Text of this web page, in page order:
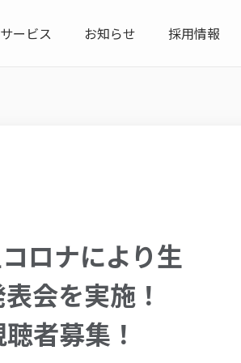
サービス お知らせ 採用情報
ロナにより生
会を実施！
者募集！